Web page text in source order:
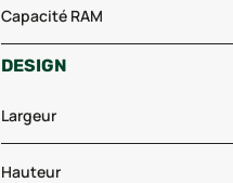
Capacité RAM
DESIGN
Largeur
Hauteur